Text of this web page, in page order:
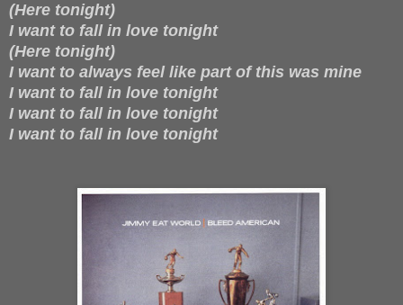
(Here tonight)
I want to fall in love tonight
(Here tonight)
I want to always feel like part of this was mine
I want to fall in love tonight
I want to fall in love tonight
I want to fall in love tonight